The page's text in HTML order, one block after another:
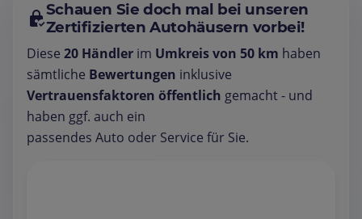
Schauen Sie doch mal bei unseren
Zertifizierten Autohäusern vorbei!
Diese 20 Händler im Umkreis von 50 km haben
sämtliche Bewertungen inklusive
Vertrauensfaktoren öffentlich gemacht - und
haben ggf. auch ein
passendes Auto oder Service für Sie.